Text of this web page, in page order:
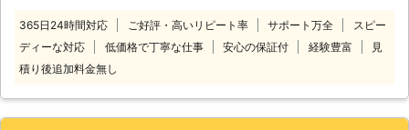
話ください。 コールセンターのスタ
ッフがお客様のお悩みをお聞きしま
ほしい」 「説明書を見ても家具の組
365日24時間対応 ご好評・高いリピート率 サポート万全
スピー
ディーな対応
低価格で丁寧な仕事 安心の保証付 経験豊富
見
積り後追加料金無し